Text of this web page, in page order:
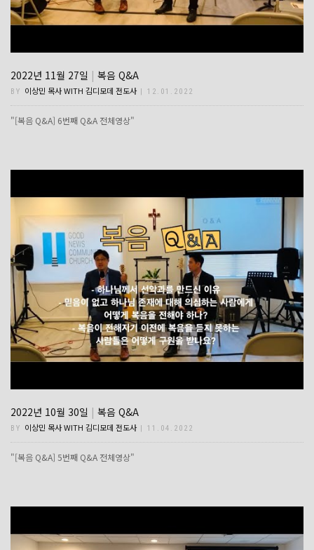
2022년 11월 27일 | 복음 Q&A
BY 이상민 목사 WITH 김디모데 전도사| 12.01.2022
"[복음 Q&A] 6번째 Q&A 전체영상"
2022년 10월 30일 | 복음 Q&A
BY 이상민 목사 WITH 김디모데 전도사| 11.04.2022
"[복음 Q&A] 5번째 Q&A 전체영상"